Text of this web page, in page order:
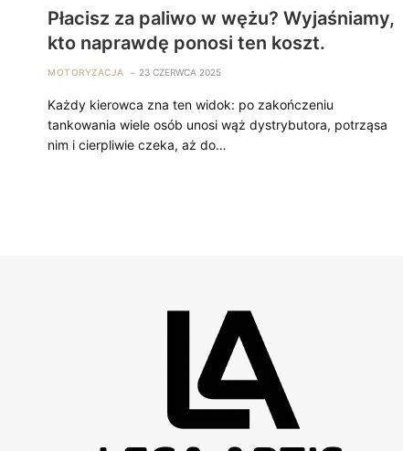
Płacisz za paliwo w wężu? Wyjaśniamy,
kto naprawdę ponosi ten koszt.
MOTORYZACJA 23 CZERWCA 2025
Każdy kierowca zna ten widok: po zakończeniu
tankowania wiele osób unosi wąż dystrybutora, potrząsa
nim i cierpliwie czeka, aż do…